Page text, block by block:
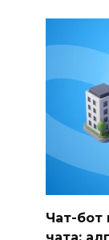
Чат-
чата: